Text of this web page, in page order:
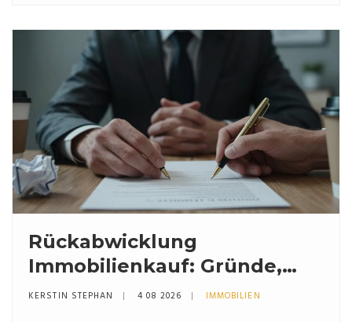
Rückabwicklung
Immobilienkauf: Gründe,
Kosten und Ablauf 2026
KERSTIN STEPHAN 4 08 2026 IMMOBILIEN